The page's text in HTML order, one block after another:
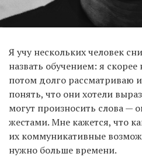
Я учу нескольких человек
назвать обучением: я
потом долго рассматриваю
понять, что они хотели
могут произносить слова —
жестами. Мне кажется, что
их коммуникативные
нужно больше времени.